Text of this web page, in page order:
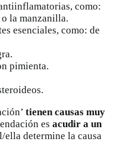
como:
la manzanilla.
esenciales, como: de
pimienta.
tienen causas muy
es acudir a un
ella determine la causa